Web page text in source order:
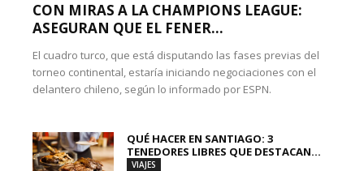
CON MIRAS A LA CHAMPIONS LEAGUE:
ASEGURAN QUE EL FENER...
El cuadro turco, que está disputando las fases previas del
torneo continental, estaría iniciando negociaciones con el
delantero chileno, según lo informado por ESPN.
QUÉ HACER EN SANTIAGO: 3
TENEDORES LIBRES QUE DESTACAN...
VIAJES